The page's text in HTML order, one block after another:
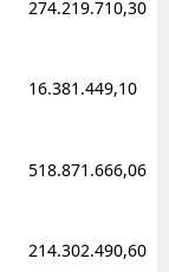
274.219.710,30
16.381.449,10
518.871.666,06
214.302.490,60